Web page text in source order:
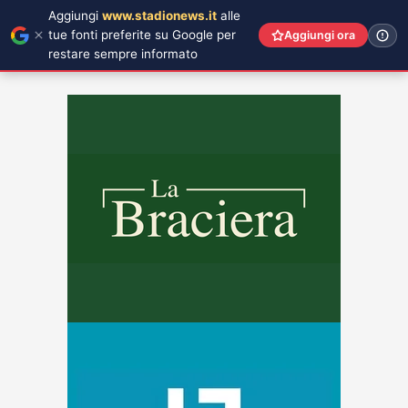
Aggiungi www.stadionews.it alle
tue fonti preferite su Google per
restare sempre informato
Aggiungi ora